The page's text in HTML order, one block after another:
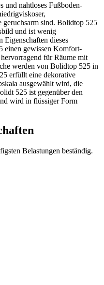
und nahtloses Fußboden-
sind. Bolidtop 525
und ist wenig
Eigenschaften dieses
einen gewissen Komfort-
für Räume mit
werden von Bolidtop 525 in
erfüllt eine dekorative
ausgewählt wird, die
525 ist gegenüber den
wird in flüssiger Form
Belastungen beständig.